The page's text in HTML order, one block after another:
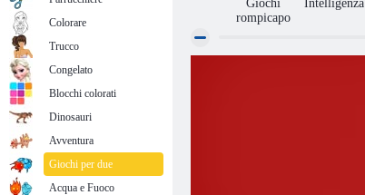
Giochi
rompicapo
Intelligenza
Colorare
Trucco
Congelato
Blocchi colorati
Dinosauri
Avventura
Giochi per due
Acqua e Fuoco